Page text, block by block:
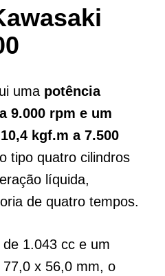
uma potência
9.000 rpm e um
kgf.m a 7.500
tipo quatro cilindros
líquida,
de quatro tempos.
1.043 cc e um
x 56,0 mm, o